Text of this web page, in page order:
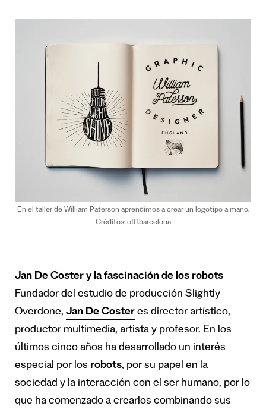
En el taller de William Paterson aprendimos a crear un logotipo a mano.
Créditos: offf.barcelona
Jan De Coster y la fascinación de los robots
Fundador del estudio de producción Slightly
Overdone, Jan De Coster es director artístico,
productor multimedia, artista y profesor. En los
últimos cinco años ha desarrollado un interés
especial por los robots, por su papel en la
sociedad y la interacción con el ser humano, por lo
que ha comenzado a crearlos combinando sus